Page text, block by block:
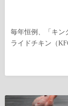
毎年恒例、「キン
ライドチキン（